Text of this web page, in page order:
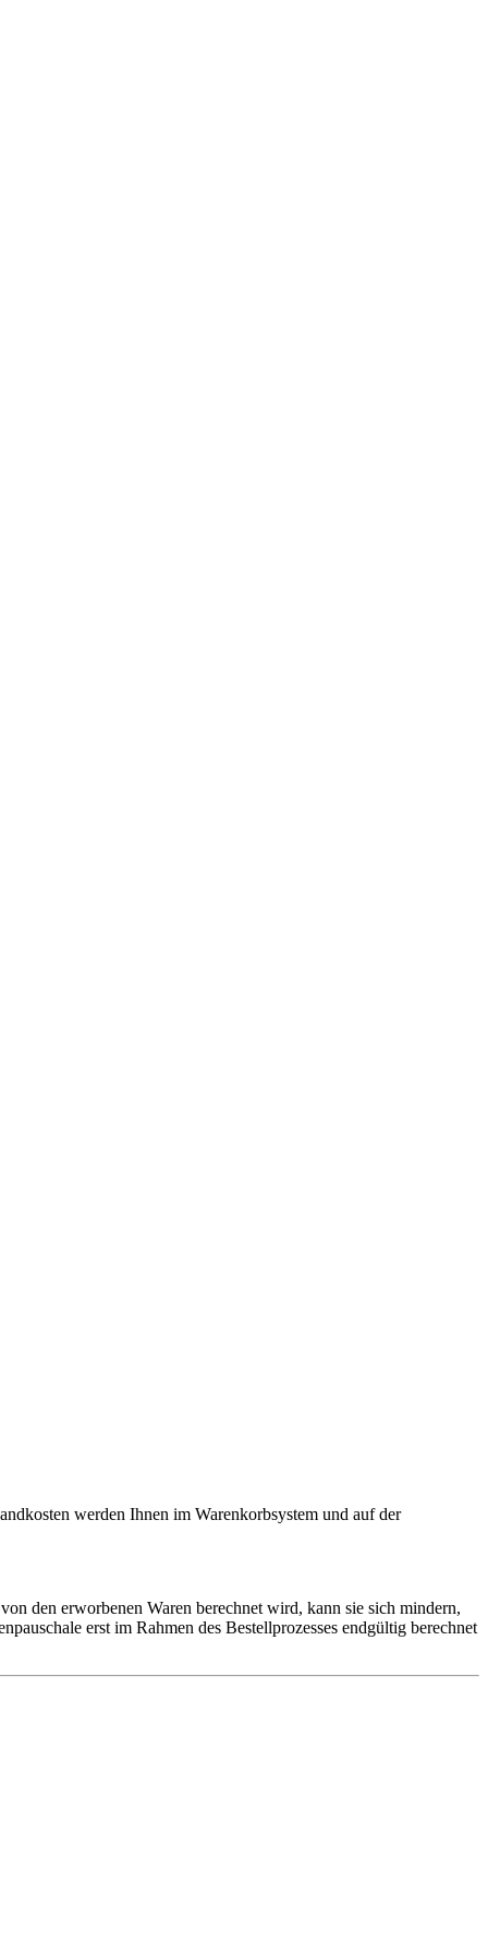
werden Ihnen im Warenkorbsystem und auf der
den erworbenen Waren berechnet wird, kann sie sich mindern,
erst im Rahmen des Bestellprozesses endgültig berechnet